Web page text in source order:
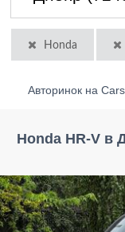
Honda
Авторинок на
Honda HR-V в